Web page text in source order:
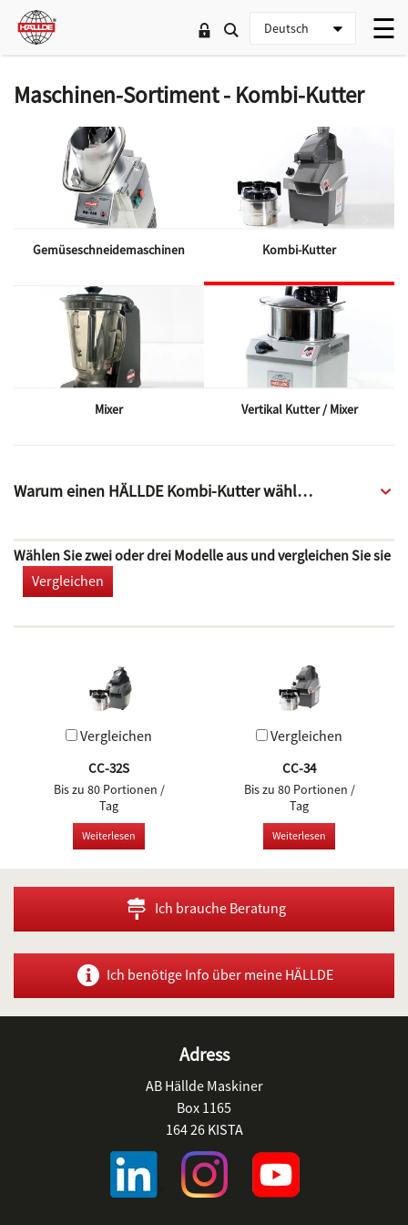
Maschinen-Sortiment - Kombi-Kutter
Gemüseschneidemaschinen Kombi-Kutter
Mixer Vertikal Kutter / Mixer
Warum einen HÄLLDE Kombi-Kutter wählen?
Wählen Sie zwei oder drei Modelle aus und vergleichen Sie sie
Vergleichen
Vergleichen
CC-32S
Bis zu 80 Portionen /
Tag
Weiterlesen
Vergleichen
CC-34
Bis zu 80 Portionen /
Tag
Weiterlesen
Ich brauche Beratung
Ich benötige Info über meine HÄLLDE
Adress
AB Hällde Maskiner
Box 1165
164 26 KISTA